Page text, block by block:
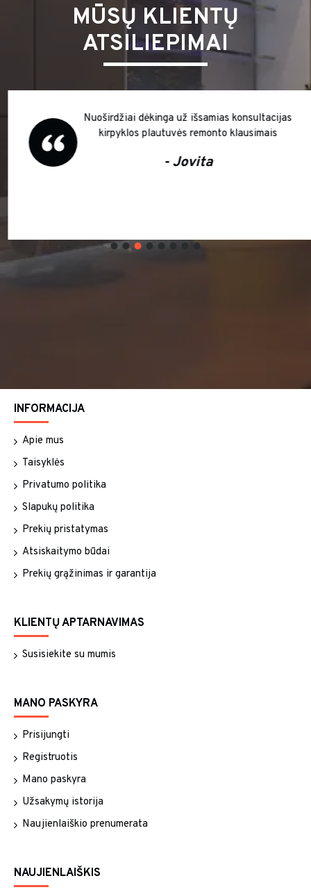
MŪSŲ KLIENTŲ
ATSILIEPIMAI
Nuoširdžiai dėkinga už išsamias konsultacijas
kirpyklos plautuvės remonto klausimais
- Jovita
INFORMACIJA
Apie mus
Taisyklės
Privatumo politika
Slapukų politika
Prekių pristatymas
Atsiskaitymo būdai
Prekių grąžinimas ir garantija
KLIENTŲ APTARNAVIMAS
Susisiekite su mumis
MANO PASKYRA
Prisijungti
Registruotis
Mano paskyra
Užsakymų istorija
Naujienlaiškio prenumerata
NAUJIENLAIŠKIS